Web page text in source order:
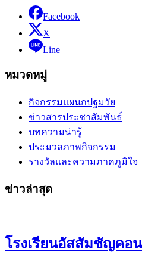
Facebook
X
Line
หมวดหมู่
กิจกรรมแผนกปฐมวัย
ข่าวสารประชาสัมพันธ์
บทความน่ารู้
ประมวลภาพกิจกรรม
รางวัลและความภาคภูมิใจ
ข่าวล่าสุด
โรงเรียนอัสสัมชัญคอ